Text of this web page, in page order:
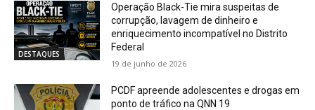
DESTAQUES
Operação Black-Tie mira suspeitas de
corrupção, lavagem de dinheiro e
enriquecimento incompatível no Distrito
Federal
19 de junho de 2026
PCDF apreende adolescentes e drogas em
ponto de tráfico na QNN 19